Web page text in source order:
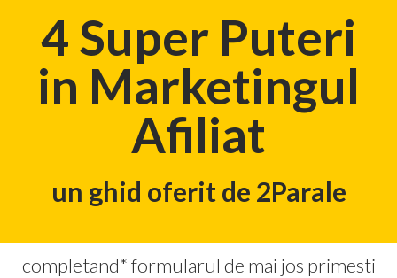
4 Super Puteri
in Marketingul
Afiliat
u n ghid oferit de 2Parale
completand* formularul de mai jos primesti